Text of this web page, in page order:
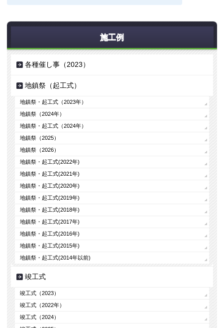
施工例
各種催し事（2023）
地鎮祭（起工式）
地鎮祭・起工式（2023年）
地鎮祭（2024年）
地鎮祭・起工式（2024年）
地鎮祭（2025）
地鎮祭（2026）
地鎮祭・起工式(2022年)
地鎮祭・起工式(2021年)
地鎮祭・起工式(2020年)
地鎮祭・起工式(2019年)
地鎮祭・起工式(2018年)
地鎮祭・起工式(2017年)
地鎮祭・起工式(2016年)
地鎮祭・起工式(2015年)
地鎮祭・起工式(2014年以前)
竣工式
竣工式（2023）
竣工式（2022年）
竣工式（2024）